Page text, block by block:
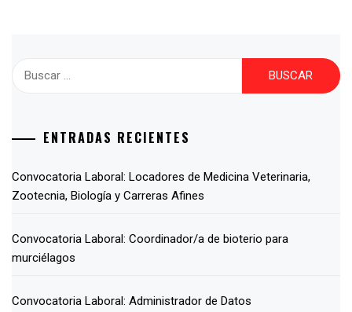
ENTRADAS RECIENTES
Convocatoria Laboral: Locadores de Medicina Veterinaria,
Zootecnia, Biología y Carreras Afines
Convocatoria Laboral: Coordinador/a de bioterio para
murciélagos
Convocatoria Laboral: Administrador de Datos